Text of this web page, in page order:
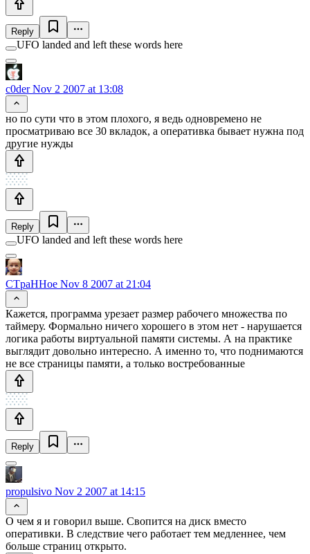
Reply
UFO landed and left these words here
c0derNov 2 2007 at 13:08
но по сути что в этом плохого, я ведь одновремено не
просматриваю все 30 вкладок, а оперативка бывает нужна под
другие нужды
Reply
UFO landed and left these words here
CTpaHHoe Nov 8 2007 at 21:04
Кажется, программа урезает размер рабочего множества по
таймеру. Формально ничего хорошего в этом нет - нарушается
логика работы виртуальной памяти системы. А на практике
выглядит довольно интересно. А именно то, что поднимаются
не все страницы памяти, а только востребованные
Reply
propulsivo Nov 2 2007 at 14:15
О чем я и говорил выше. Свопится на диск вместо
оперативки. В следствие чего работает тем медленнее, чем
больше страниц открыто.